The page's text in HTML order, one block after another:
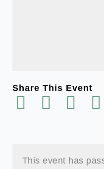
Share This Event
This event has